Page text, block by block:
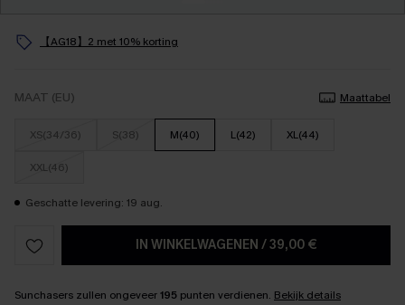
【AG18】2 met 10% korting
MAAT (EU) Maattabel
XS(34/36) S(38) M(40) L(42) XL(44)
XXL(46)
Geschatte levering: 19 aug.
IN WINKELWAGENEN /39,00 €
Sunchasers zullen ongeveer195 punten verdienen. Bekijk details